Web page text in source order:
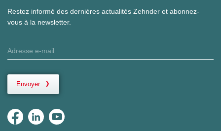
Restez informé des dernières actualités Zehnder et abonnez-
vous à la newsletter.
Envoyer